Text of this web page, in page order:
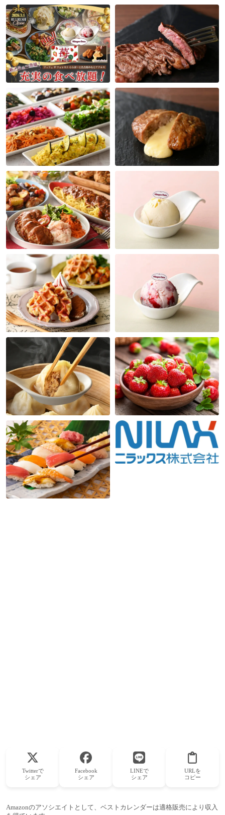
Twitterで
シェア
Facebook
シェア
LINEで
シェア
URLを
コピー
Amazonのアソシエイトとして、ベストカレンダーは適格販売により収入